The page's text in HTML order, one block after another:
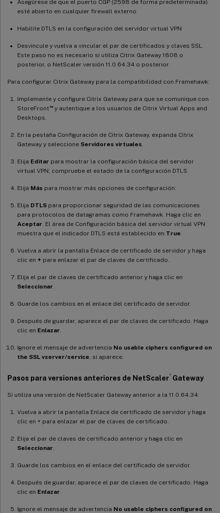
Asegúrese de que el puerto CGP (2598 de forma predeterminada)
esté abierto en cualquier firewall externo
Habilite DTLS en la configuración del servidor virtual VPN
Desvincule y vuelva a vincular el par de certificados y claves SSL.
Este paso no es necesario si utiliza Citrix Gateway 1808 o
posterior, o NetScaler versión 11.0.64.34 o posterior.
Para configurar Citrix Gateway para la compatibilidad con Framehawk:
Implemente y configure Citrix Gateway para que se comunique con
StoreFront™y autentique a los usuarios de Citrix Virtual Apps and
Desktops.
En la pestaña Configuración de Citrix Gateway, expanda Citrix
Gateway y seleccione Servidores virtuales
Elija Editar para mostrar la configuración básica del servidor
virtual VPN; compruebe el estado de la configuración DTLS.
Elija Más para mostrar más opciones de configuración:
Elija DTLS para proporcionar seguridad de las comunicaciones
para protocolos de datagramas como Framehawk. Haga clic en
Aceptar . El área de Configuración básica del servidor virtual VPN
muestra que el indicador DTLS está establecido en True
Vuelva a abrir la pantalla Enlace de certificado de servidor y haga
clic en + para enlazar el par de claves de certificado.
Elija el par de claves de certificado anterior y haga clic en
Seleccionar
Guarde los cambios en el enlace del certificado de servidor.
Después de guardar, aparece el par de claves de certificado. Haga
clic en Enlazar
Ignore el mensaje de advertencia No usable ciphers configured on
the SSL vserver/service , si aparece.
Pasos para versiones anteriores de NetScaler® Gateway
Si utiliza una versión de NetScaler Gateway anterior a la 11.0.64.34:
Vuelva a abrir la pantalla Enlace de certificado de servidor y haga
clic en + para enlazar el par de claves de certificado.
Elija el par de claves de certificado anterior y haga clic en
Seleccionar
Guarde los cambios en el enlace del certificado de servidor.
Después de guardar, aparece el par de claves de certificado. Haga
clic en Enlazar
Ignore el mensaje de advertencia No usable ciphers configured on